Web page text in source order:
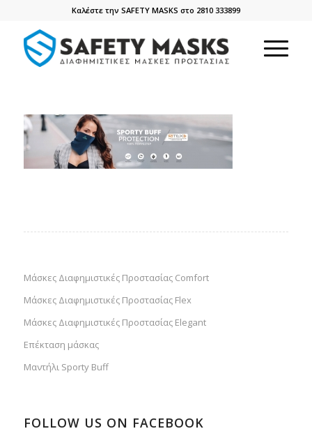
Καλέστε την SAFETY MASKS στο 2810 333899
Μάσκες Διαφημιστικές Προστασίας Comfort
Μάσκες Διαφημιστικές Προστασίας Flex
Μάσκες Διαφημιστικές Προστασίας Elegant
Επέκταση μάσκας
Μαντήλι Sporty Buff
FOLLOW US ON FACEBOOK